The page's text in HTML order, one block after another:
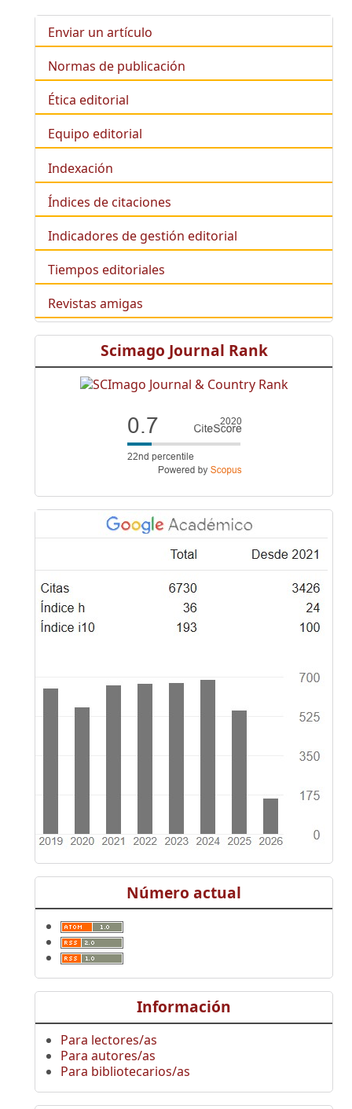
Enviar un artículo
Normas de publicación
Ética editorial
Equipo editorial
Indexación
Índices de citaciones
Indicadores de gestión editorial
Tiempos editoriales
Revistas amigas
Scimago Journal Rank
Número actual
Información
Para lectores/as
Para autores/as
Para bibliotecarios/as